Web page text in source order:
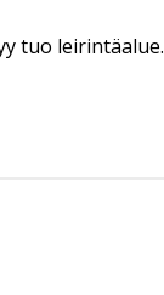
tuo leirintäalue.